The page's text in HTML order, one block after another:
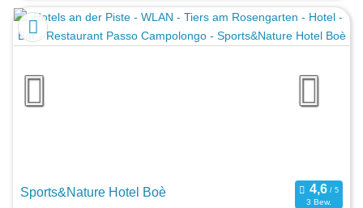
Sports&Nature Hotel Boè
3 Bew.